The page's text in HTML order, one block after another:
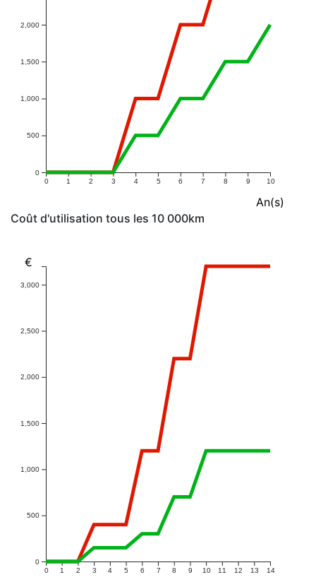
0 1 2 3 4 5 6 7 8 9 10
0
500
1,000
1,500
2,000
An(s)
Coût d'utilisation tous les 10 000km
0 1 2 3 4 5 6 7 8 9 10 11 12 13 14
0
500
1,000
1,500
2,000
2,500
3,000
€